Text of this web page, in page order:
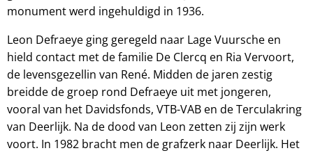
monument werd ingehuldigd in 1936.
Leon Defraeye ging geregeld naar Lage Vuursche en
hield contact met de familie De Clercq en Ria Vervoort,
de levensgezellin van René. Midden de jaren zestig
breidde de groep rond Defraeye uit met jongeren,
vooral van het Davidsfonds, VTB-VAB en de Terculakring
van Deerlijk. Na de dood van Leon zetten zij zijn werk
voort. In 1982 bracht men de grafzerk naar Deerlijk. Het